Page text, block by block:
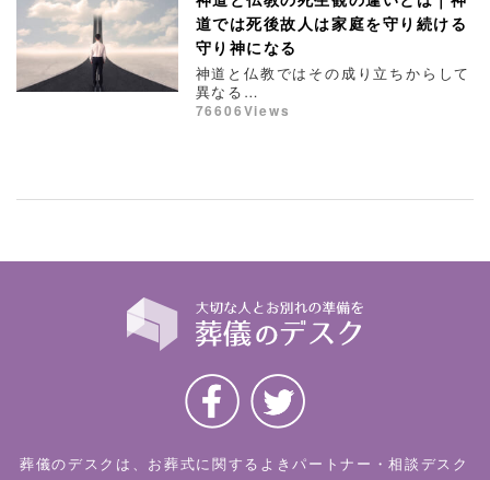
道では死後故人は家庭を守り続ける
守り神になる
神道と仏教ではその成り立ちからして
異なる…
76606Views
葬儀のデスクは、お葬式に関するよきパートナー・相談デスク